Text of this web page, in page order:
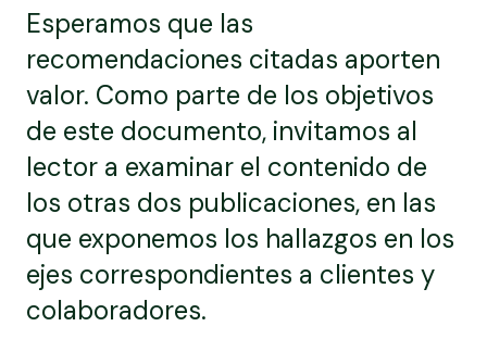
Esperamos que las
recomendaciones citadas aporten
valor. Como parte de los objetivos
de este documento, invitamos al
lector a examinar el contenido de
los otras dos publicaciones, en las
que exponemos los hallazgos en los
ejes correspondientes a clientes y
colaboradores.